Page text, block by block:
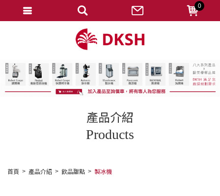
產品介紹
Products
首頁 產品介紹 飲品甜點 製冰機
0
忘記密碼
變更密碼